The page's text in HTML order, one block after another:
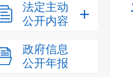
法定主动
公开内容
政府信息
公开年报